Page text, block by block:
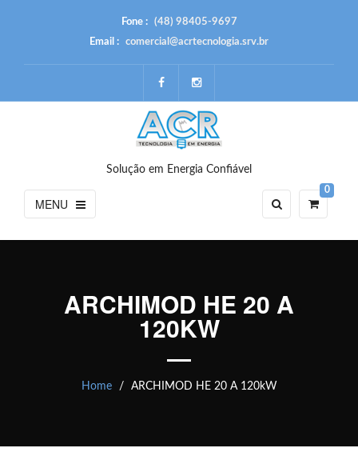
Fone :
(48) 98405-9697
Email :
comercial@acrtecnologia.srv.br
Solução em Energia Confiável
0
MENU
ARCHIMOD HE 20 A
120KW
Home ARCHIMOD HE 20 A 120kW